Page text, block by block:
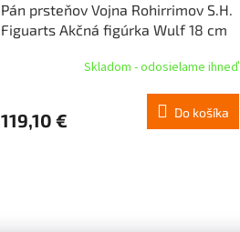
Pán prsteňov Vojna Rohirrimov S.H.
Figuarts Akčná figúrka Wulf 18 cm
Skladom - odosielame ihneď
119,10 € Do košíka